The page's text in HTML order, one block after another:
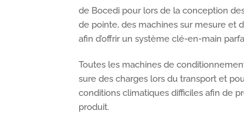
de Bocedi pour lors de la conception
de pointe, des machines sur mesure et
afin d’offrir un système clé-en-main
Toutes les machines de
sure des charges lors du transport et
conditions climatiques difficiles afin de
produit.